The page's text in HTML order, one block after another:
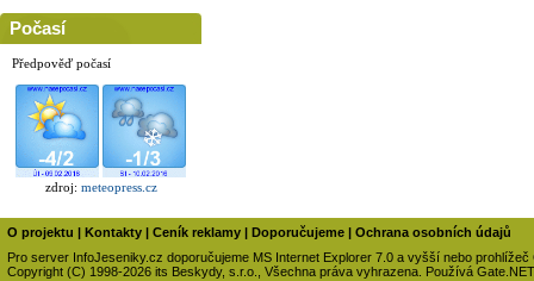
Počasí
Předpověď počasí
zdroj: meteopress.cz
O projektu Kontakty Ceník reklamy Doporučujeme
Ochrana osobních údajů
Pro server InfoJeseniky.cz doporučujeme MS Internet Explorer 7.0 a vyšší nebo prohlížeč
Copyright (C) 1998-2026 its Beskydy, s.r.o., Všechna práva vyhrazena. Používá